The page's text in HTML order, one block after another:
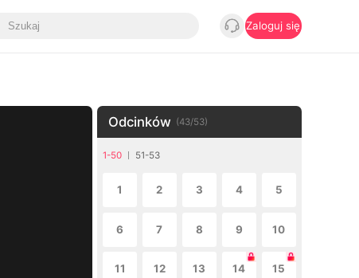
Zaloguj się
Odcinków (43/53)
1-50 51-53
1 2 3 4 5
6 7 8 9 10
11 12 13 14 15